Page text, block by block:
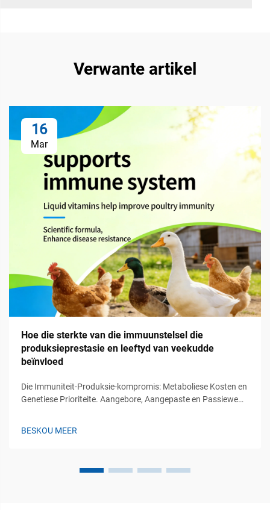
Verwante artikel
16
Mar
Hoe die sterkte van die immuunstelsel die
produksieprestasie en leeftyd van veekudde
beïnvloed
Die Immuniteit-Produksie-kompromis: Metaboliese Kosten en
Genetiese Prioriteite. Aangebore, Aangepaste en Passiewe
BESKOU MEER